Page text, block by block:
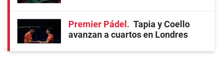
Premier Pádel
Tapia y Coello
avanzan a cuartos en Londres